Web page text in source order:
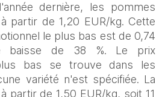
dernière, les pommes
partir de 1,20 EUR/kg. Cette
le plus bas est de 0,74
baisse de 38 %. Le prix
bas se trouve dans les
variété n'est spécifiée. La
partir de 1,50 EUR/kg, soit 11